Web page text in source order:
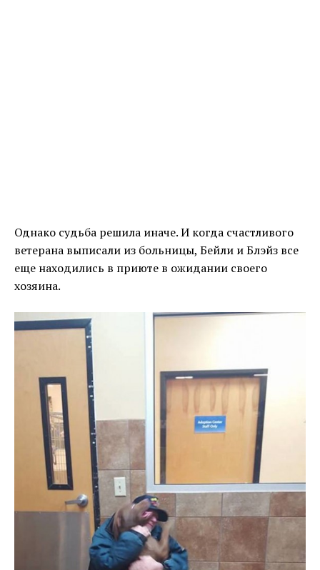
Однако судьба решила иначе. И когда счастливого
ветерана выписали из больницы, Бейли и Блэйз все
еще находились в приюте в ожидании своего
хозяина.